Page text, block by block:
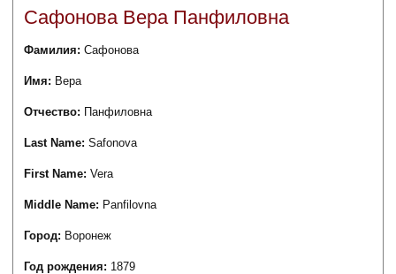
Сафонова Вера Панфиловна
Фамилия:Сафонова
Имя: Вера
Отчество: Панфиловна
Last Name:Safonova
First Name:Vera
Middle Name: Panfilovna
Город: Воронеж
Год рождения: 1879